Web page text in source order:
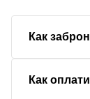
Как
Как